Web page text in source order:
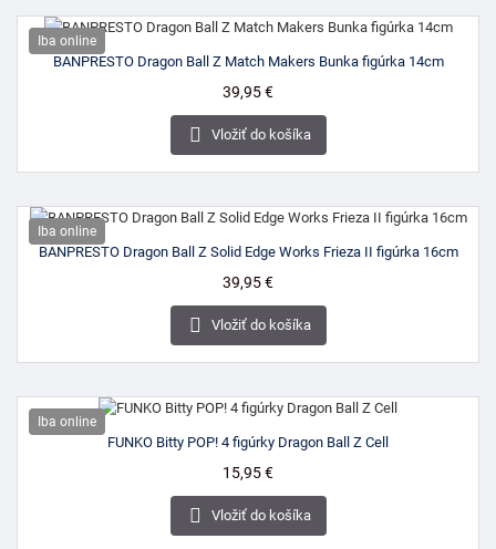
Iba online
BANPRESTO Dragon Ball Z Match Makers Bunka figúrka 14cm
Cena
39,95 €
 Vložiť do košíka
Iba online
BANPRESTO Dragon Ball Z Solid Edge Works Frieza II figúrka 16cm
Cena
39,95 €
 Vložiť do košíka
Iba online
FUNKO Bitty POP! 4 figúrky Dragon Ball Z Cell
Cena
15,95 €
 Vložiť do košíka